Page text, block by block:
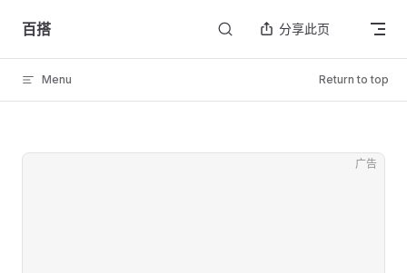
Skip to content
百搭 分享此页
Menu Return to top
广告